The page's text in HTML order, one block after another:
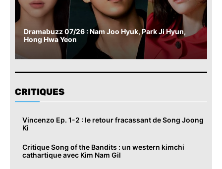
Dramabuzz 07/26 : Nam Joo Hyuk, Park Ji Hyun,
Hong Hwa Yeon
CRITIQUES
Vincenzo Ep. 1-2 : le retour fracassant de Song Joong
Ki
Critique Song of the Bandits : un western kimchi
cathartique avec Kim Nam Gil